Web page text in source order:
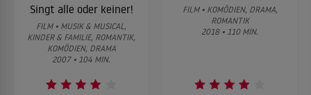
Singt alle oder keiner!
FILM • MUSIK & MUSICAL,
KINDER & FAMILIE, ROMANTIK,
KOMÖDIEN, DRAMA
2007 • 104 MIN.
FILM • KOMÖDIEN, DRAMA,
ROMANTIK
2018 • 110 MIN.